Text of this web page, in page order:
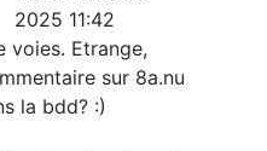
2025 11:42
voies. Etrange,
sur 8a.nu
la bdd? :)